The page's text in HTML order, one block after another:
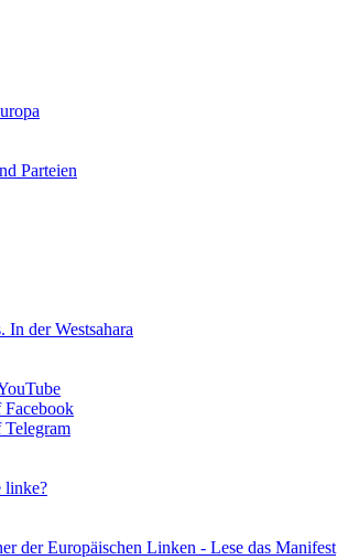
Parteien
In der Westsahara
Facebook
Telegram
linke?
der Europäischen Linken - Lese das Manifest